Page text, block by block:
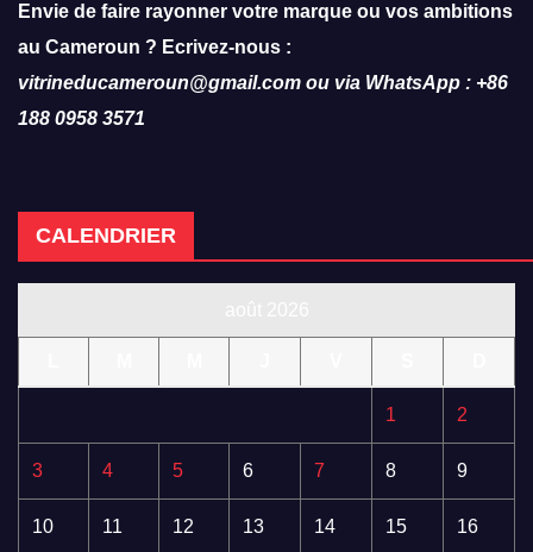
Envie de faire rayonner votre marque ou vos ambitions
au Cameroun ? Ecrivez-nous :
vitrineducameroun@gmail.com ou via WhatsApp : +86
188 0958 3571
CALENDRIER
1 2
3 4 5 6 7 8 9
10 11 12 13 14 15 16